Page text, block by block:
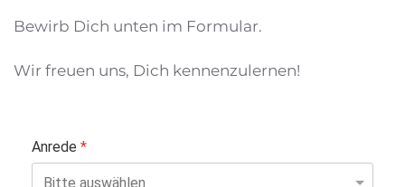
Bewirb Dich unten im Formular.
Wir freuen uns, Dich kennenzulernen!
Anrede *